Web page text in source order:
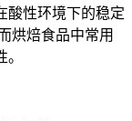
酸性环境下的稳定
烘焙食品中常用